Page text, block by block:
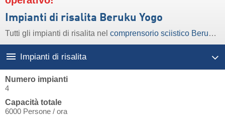
Impianti di risalita Beruku Yogo
Tutti gli impianti di risalita nel comprensorio sciistico Beruku Yogo
Impianti di risalita
Numero impianti
4
Capacità totale
6000 Persone / ora